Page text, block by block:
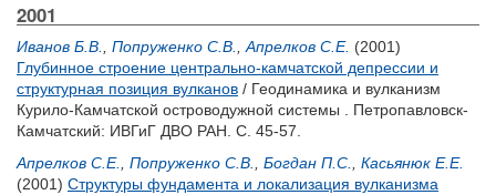
2001
Иванов Б.В. Попруженко С.В. Апрелков С.Е. (2001)
Глубинное строение центрально-камчатской депрессии и
структурная позиция вулканов / Геодинамика и вулканизм
Курило-Камчатской островодужной системы . Петропавловск-
Камчатский: ИВГиГ ДВО РАН. С. 45-57.
Апрелков С.Е.
Попруженко С.В. Богдан П.С.
Касьянюк Е.Е.
(2001) Структуры фундамента и локализация вулканизма